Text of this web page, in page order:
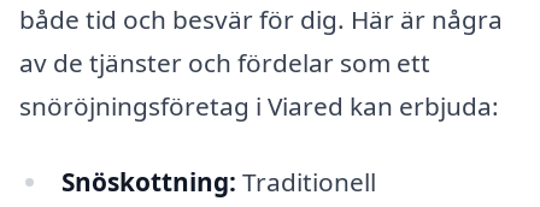
både tid och besvär för dig. Här är några
av de tjänster och fördelar som ett
snöröjningsföretag i Viared kan erbjuda:
Snöskottning: Traditionell